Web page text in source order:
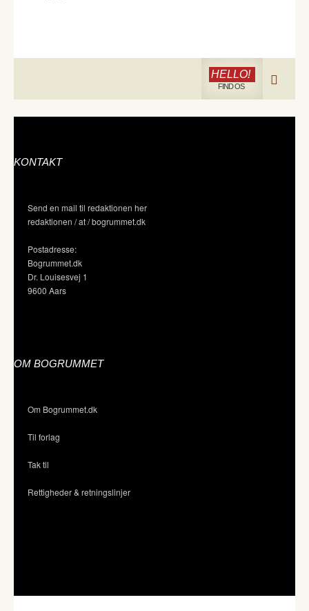
HELLO!
FIND OS
KONTAKT
Send en mail til redaktionen her
redaktionen / at / bogrummet.dk
Postadresse:
Bogrummet.dk
Dr. Louisesvej 1
9600 Aars
OM BOGRUMMET
Om Bogrummet.dk
Til forlag
Tak til
Rettigheder & retningslinjer